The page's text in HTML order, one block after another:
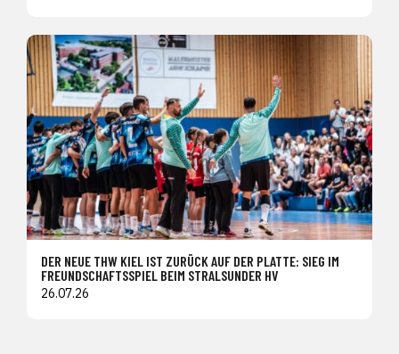
DER NEUE THW KIEL IST ZURÜCK AUF DER PLATTE: SIEG IM
FREUNDSCHAFTSSPIEL BEIM STRALSUNDER HV
26.07.26